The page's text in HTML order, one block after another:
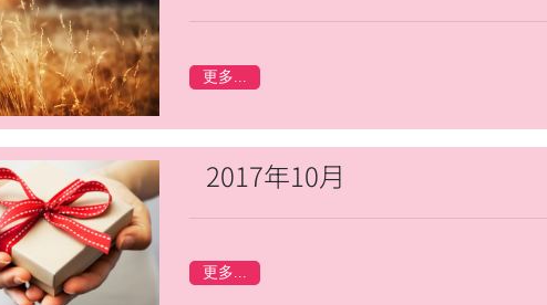
更多...
2017年10月
更多...